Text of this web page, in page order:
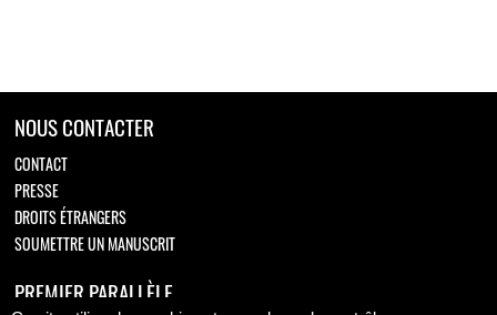
NOUS CONTACTER
CONTACT
PRESSE
DROITS ÉTRANGERS
SOUMETTRE UN MANUSCRIT
PREMIER PARALLÈLE